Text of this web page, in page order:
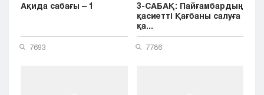
Ақида сабағы – 1
7693
3-САБАҚ: Пайғамбардың
қасиетті Қағбаны салуға
қа...
7786